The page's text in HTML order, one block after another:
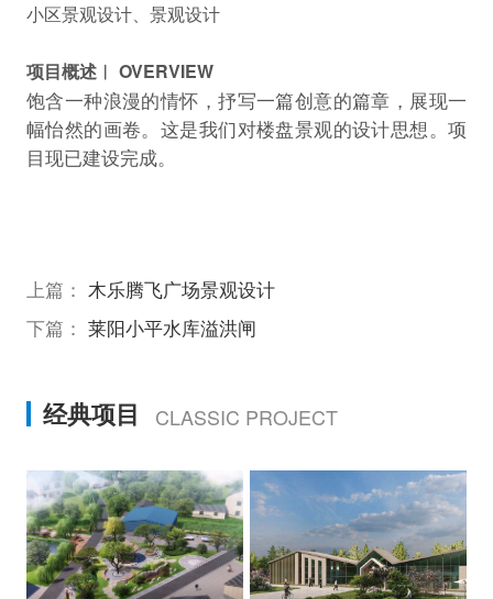
小区景观设计、景观设计
项目概述︱ OVERVIEW
饱含一种浪漫的情怀，抒写一篇创意的篇章，展现一
幅怡然的画卷。这是我们对楼盘景观的设计思想。项
目现已建设完成。
上篇： 木乐腾飞广场景观设计
下篇： 莱阳小平水库溢洪闸
经典项目 CLASSIC PROJECT